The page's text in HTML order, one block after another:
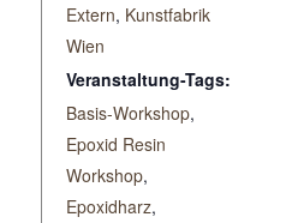
Extern, Kunstfabrik
Wien
Veranstaltung-Tags:
Basis-Workshop,
Epoxid Resin
Workshop,
Epoxidharz,